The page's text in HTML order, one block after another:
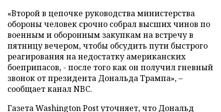
«Второй в цепочке руководства министерства
обороны человек срочно собрал высших чинов по
военным и оборонным закупкам на встречу в
пятницу вечером, чтобы обсудить пути быстрого
реагирования на недостатку американских
боеприпасов, - после того как он получил гневный
звонок от президента Дональда Трампа», –
сообщает канал NBC.
Газета Washington Post уточняет, что Дональд